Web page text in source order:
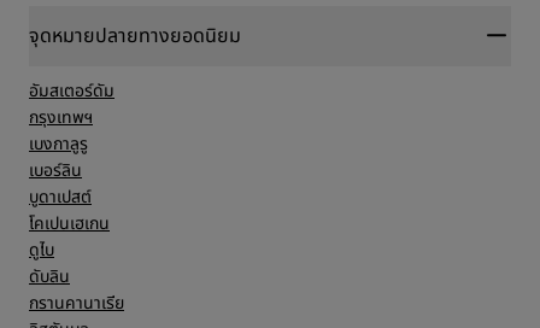
จุดหมายปลายทางยอดนิยม
อัมสเตอร์ดัม
กรุงเทพฯ
เบงกาลูรู
เบอร์ลิน
บูดาเปสต์
โคเปนเฮเกน
ดูไบ
ดับลิน
กรานคานาเรีย